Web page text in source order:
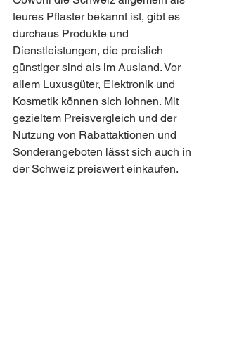
teures Pflaster bekannt ist, gibt es
durchaus Produkte und
Dienstleistungen, die preislich
günstiger sind als im Ausland. Vor
allem Luxusgüter, Elektronik und
Kosmetik können sich lohnen. Mit
gezieltem Preisvergleich und der
Nutzung von Rabattaktionen und
Sonderangeboten lässt sich auch in
der Schweiz preiswert einkaufen.